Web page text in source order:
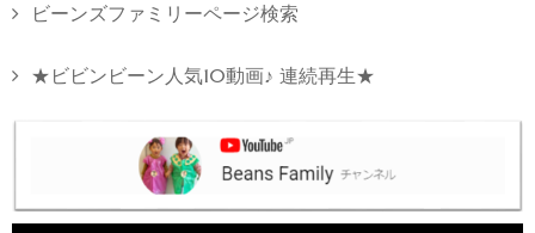
ビーンズファミリーページ検索
★ビビンビーン人気10動画♪ 連続再生★